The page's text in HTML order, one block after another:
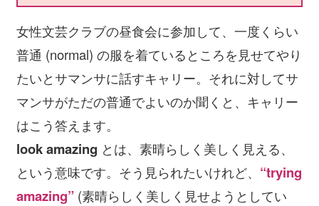
女性文芸クラブの昼食会に参加して、一度くらい
普通 (normal) の服を着ているところを見せてやり
たいとサマンサに話すキャリー。それに対してサ
マンサがただの普通でよいのか聞くと、キャリー
はこう答えます。
look amazing とは、素晴らしく美しく見える、
という意味です。そう見られたいけれど、 “trying
amazing” (素晴らしく美しく見せようとしてい